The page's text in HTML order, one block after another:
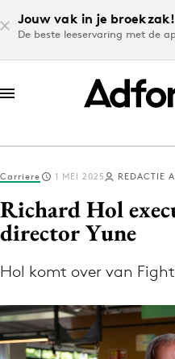
Jouw vak in je broekzak!
De beste leeservaring met de
Log in
Volg het laatste
Carriere 1 MEI 2025 REDACTIE
Richard Hol
director Yune
Hol komt over van